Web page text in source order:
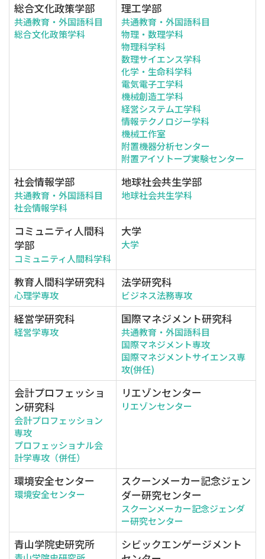
総合文化政策学部
共通教育・外国語科目
総合文化政策学科
理工学部
共通教育・外国語科目
物理・数理学科
物理科学科
数理サイエンス学科
化学・生命科学科
電気電子工学科
機械創造工学科
経営システム工学科
情報テクノロジー学科
機械工作室
附置機器分析センター
附置アイソトープ実験センター
社会情報学部
共通教育・外国語科目
社会情報学科
地球社会共生学部
地球社会共生学科
コミュニティ人間科
学部
コミュニティ人間科学科
大学
大学
教育人間科学研究科
心理学専攻
法学研究科
ビジネス法務専攻
経営学研究科
経営学専攻
国際マネジメント研究科
共通教育・外国語科目
国際マネジメント専攻
国際マネジメントサイエンス専
攻(併任)
会計プロフェッショ
ン研究科
会計プロフェッション
専攻
プロフェッショナル会
計学専攻（併任）
リエゾンセンター
リエゾンセンター
環境安全センター
環境安全センター
スクーンメーカー記念ジェン
ダー研究センター
スクーンメーカー記念ジェンダ
ー研究センター
青山学院史研究所
シビックエンゲージメント